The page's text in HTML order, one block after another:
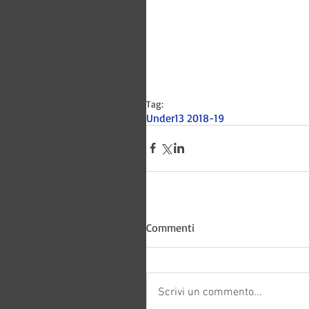
Tag:
Under13 2018-19
Commenti
Scrivi un commento...